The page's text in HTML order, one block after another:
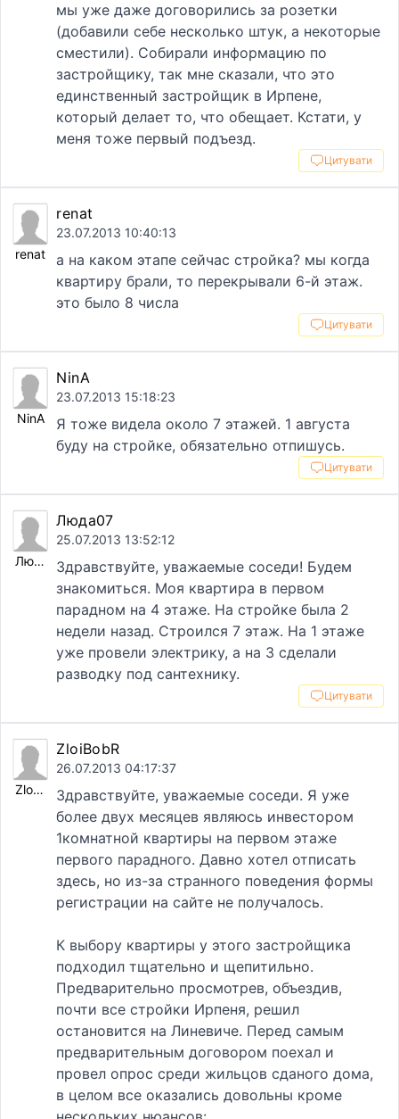
мы уже даже договорились за розетки
(добавили себе несколько штук, а некоторые
сместили). Собирали информацию по
застройщику, так мне сказали, что это
единственный застройщик в Ирпене,
который делает то, что обещает. Кстати, у
меня тоже первый подъезд.
Цитувати
renat
renat
23.07.2013 10:40:13
а на каком этапе сейчас стройка? мы когда
квартиру брали, то перекрывали 6-й этаж.
это было 8 числа
Цитувати
NinA
NinA
23.07.2013 15:18:23
Я тоже видела около 7 этажей. 1 августа
буду на стройке, обязательно отпишусь.
Цитувати
Люда07
Люда07
25.07.2013 13:52:12
Здравствуйте, уважаемые соседи! Будем
знакомиться. Моя квартира в первом
парадном на 4 этаже. На стройке была 2
недели назад. Строился 7 этаж. На 1 этаже
уже провели электрику, а на 3 сделали
разводку под сантехнику.
Цитувати
ZloiBobR
ZloiBobR
26.07.2013 04:17:37
Здравствуйте, уважаемые соседи. Я уже
более двух месяцев являюсь инвестором
1комнатной квартиры на первом этаже
первого парадного. Давно хотел отписать
здесь, но из-за странного поведения формы
регистрации на сайте не получалось.
К выбору квартиры у этого застройщика
подходил тщательно и щепитильно.
Предварительно просмотрев, объездив,
почти все стройки Ирпеня, решил
остановится на Линевиче. Перед самым
предварительным договором поехал и
провел опрос среди жильцов сданого дома,
в целом все оказались довольны кроме